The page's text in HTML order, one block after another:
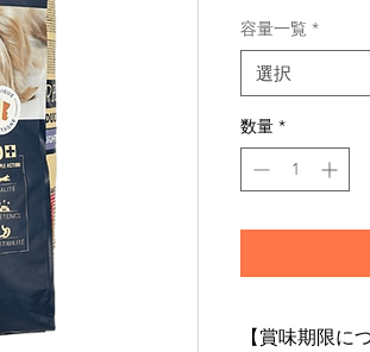
容量一覧 *
選択
数量 *
【賞味期限に